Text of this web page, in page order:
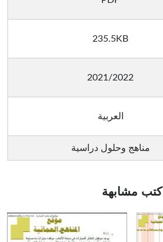
235.5KB
2021/2022
العربية
مناهج وحلول دراسية
كتب مشابهة